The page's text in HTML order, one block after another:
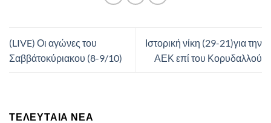
(LIVE) Οι αγώνες του
Σαββάτοκύριακου (8-9/10)
Ιστορική νίκη (29-21)για την
ΑΕΚ επί του Κορυδαλλού
ΤΕΛΕΥΤΑΊΑ ΝΈΑ